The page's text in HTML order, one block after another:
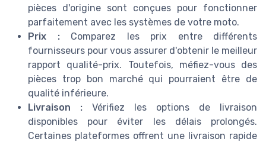
pièces d'origine sont conçues pour fonctionner
parfaitement avec les systèmes de votre moto.
Prix :Comparez les prix entre différents
fournisseurs pour vous assurer d'obtenir le meilleur
rapport qualité-prix. Toutefois, méfiez-vous des
pièces trop bon marché qui pourraient être de
qualité inférieure.
Livraison : Vérifiez les options de livraison
disponibles pour éviter les délais prolongés.
Certaines plateformes offrent une livraison rapide